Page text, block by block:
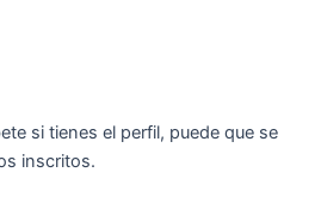
si tienes el perfil, puede que se
inscritos.